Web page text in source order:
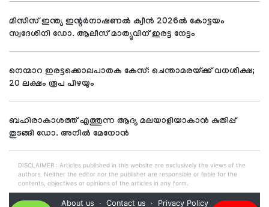
മിസിസ് ഇന്ത്യ ഇന്റര്‍നാഷണല്‍ ക്വീന്‍ 2026ല്‍ കോട്ടയം
സ്വദേശിനി ഡോ. ആലീസ് മാത്യുവിന് ഇരട്ട നേട്ടം
നെന്മാറ ഇരട്ടക്കൊലപാതക കേസ്: ചെന്താമരയ്ക്ക് വധശിക്ഷ;
20 ലക്ഷം രൂപ പിഴയും
ബഹിരാകാശത്ത് എത്തുന്ന ആദ്യ മലയാളിയാകാന്‍ കുതിപ്പ്
തുടങ്ങി ഡോ. അനില്‍ മേനോന്‍
DISCLAIMER : Articles published in this website are exclusively the views of the
authors. Neither the editor nor the publisher are responsible or liable for the
contents, objectives or opinions of the articles in any form.
About us Contact us Privacy Policy